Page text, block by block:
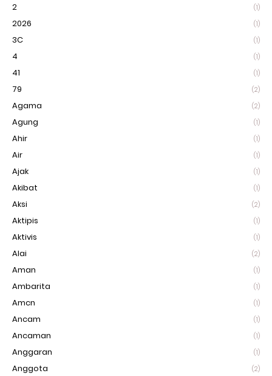
2 (1)
2026 (1)
3C (1)
4 (1)
41 (1)
79 (2)
Agama (2)
Agung (1)
Ahir (1)
Air (1)
Ajak (1)
Akibat (1)
Aksi (2)
Aktipis (1)
Aktivis (1)
Alai (2)
Aman (1)
Ambarita (1)
Amcn (1)
Ancam (1)
Ancaman (1)
Anggaran (1)
Anggota (2)